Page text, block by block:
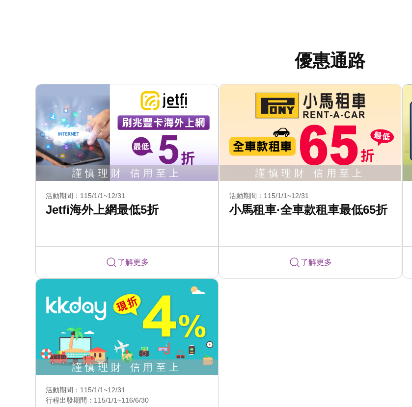
優惠通路
活動期間：115/1/1~12/31
Jetfi海外上網最低5折
了解更多
活動期間：115/1/1~12/31
小馬租車·全車款租車最低65折
了解更多
活動期間：115/1/1~12/31
行程出發期間：115/1/1~116/6/30